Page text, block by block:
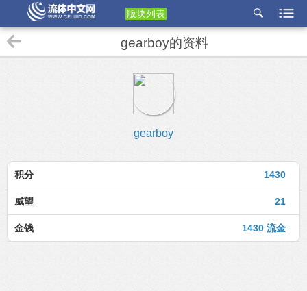
版块列表
etu
gearboy的资料
gearboy
1430
积分
21
威望
1430 流金
金钱